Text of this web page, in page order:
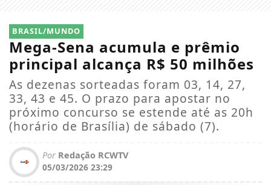
BRASIL/MUNDO
Mega-Sena acumula e prêmio
principal alcança R$ 50 milhões
As dezenas sorteadas foram 03, 14, 27,
33, 43 e 45. O prazo para apostar no
próximo concurso se estende até as 20h
(horário de Brasília) de sábado (7).
Por Redação RCWTV
05/03/2026 23:29